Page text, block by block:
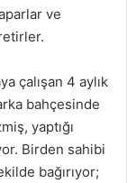
ve
çalışan 4 aylık
bahçesinde
yaptığı
Birden sahibi
bağırıyor;